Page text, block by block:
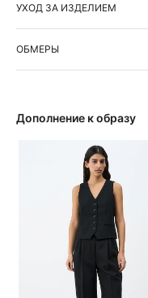
УХОД ЗА ИЗДЕЛИЕМ
ОБМЕРЫ
Дополнение к образу